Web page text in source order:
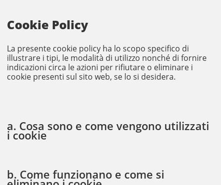
Cookie Policy
La presente cookie policy ha lo scopo specifico di
illustrare i tipi, le modalità di utilizzo nonché di fornire
indicazioni circa le azioni per rifiutare o eliminare i
cookie presenti sul sito web, se lo si desidera.
a. Cosa sono e come vengono utilizzati
i cookie
b. Come funzionano e come si